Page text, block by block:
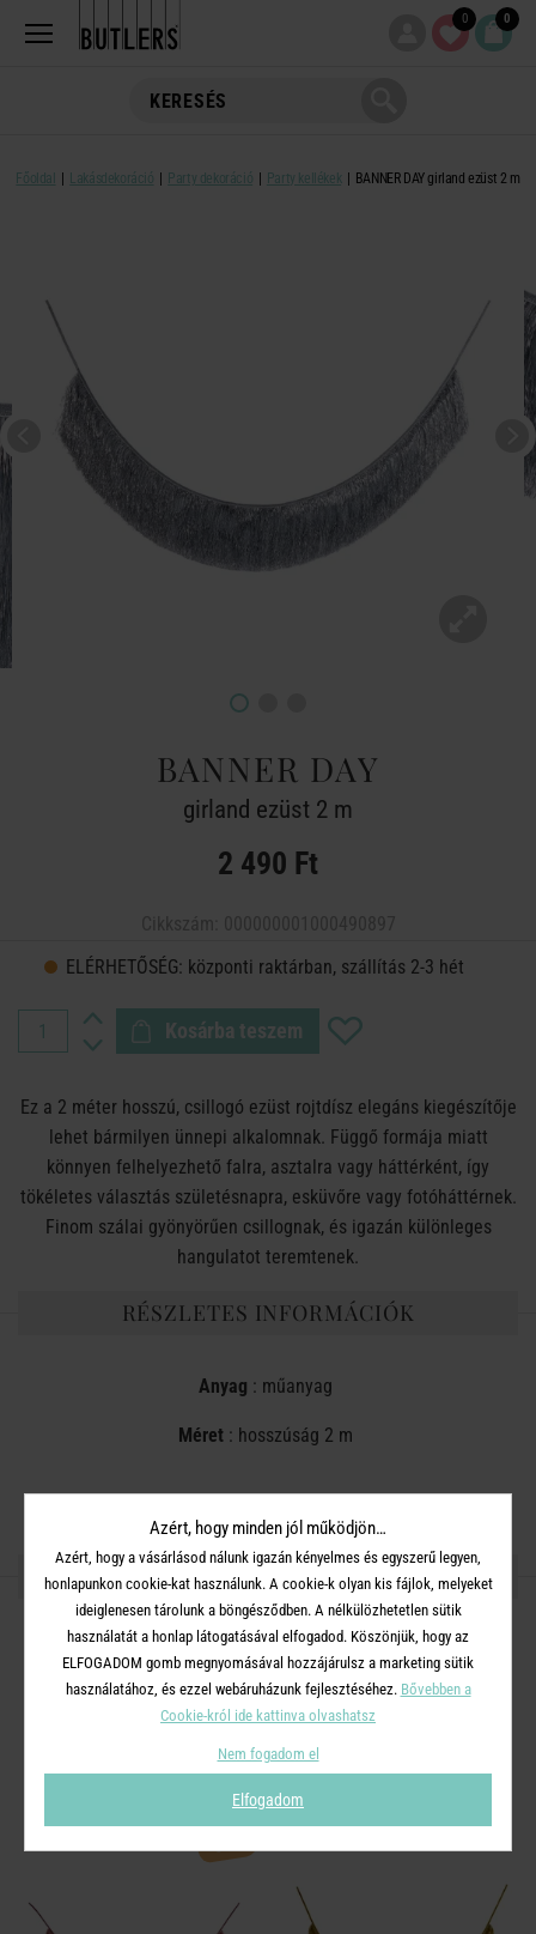
0 0
Főoldal Lakásdekoráció Party dekoráció Party kellékek BANNER DAY girland ezüst 2 m
BANNER DAY
girland ezüst 2 m
2 490 Ft
ELÉRHETŐSÉG: központi raktárban, szállítás 2-3 hét
Kosárba teszem
Ez a 2 méter hosszú, csillogó ezüst rojtdísz elegáns kiegészítője
lehet bármilyen ünnepi alkalomnak. Függő formája miatt
könnyen felhelyezhető falra, asztalra vagy háttérként, így
tökéletes választás születésnapra, esküvőre vagy fotóháttérnek.
Finom szálai gyönyörűen csillognak, és igazán különleges
hangulatot teremtenek.
RÉSZLETES INFORMÁCIÓK
Anyag : műanyag
Méret : hosszúság 2 m
OSZD MEG MÁSOKKAL!
A TERMÉKCSALÁD TOVÁBBI
TERMÉKEI
-50%
Azért, hogy minden jól működjön…
Azért, hogy a vásárlásod nálunk igazán kényelmes és egyszerű legyen,
honlapunkon cookie-kat használunk. A cookie-k olyan kis fájlok, melyeket
ideiglenesen tárolunk a böngésződben. A nélkülözhetetlen sütik
használatát a honlap látogatásával elfogadod. Köszönjük, hogy az
ELFOGADOM gomb megnyomásával hozzájárulsz a marketing sütik
használatához, és ezzel webáruházunk fejlesztéséhez. Bővebben a
Cookie-król ide kattinva olvashatsz
Nem fogadom el
Elfogadom